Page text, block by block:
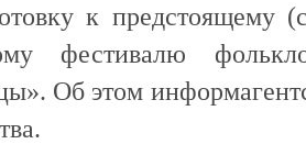
к
фестивалю
Об этом